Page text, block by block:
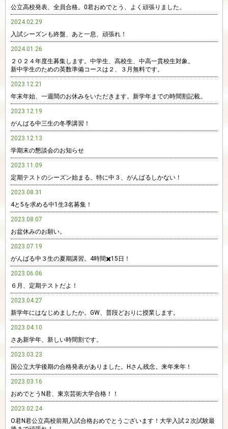
公立高校発表、全員合格。0君おめでとう、よく頑張りました。
2024.02.29
入試シーズンも終盤、あと一息、頑張れ！
2024.01.26
２０２４年度生募集します。中学生、高校生、中高一貫校生対象。
新中学生のための英数準備コースは２、３月無料です。
2023.12.21
年末年始、一週間のお休みをいただきます。新学年までの時間割記載。
2023.12.19
がんばる中三生の冬季講習！
2023.12.13
学期末の懇談会のお知らせ
2023.11.09
定期テストのシーズン始まる。特に中３、がんばるしかない！
2023.08.31
4と5を求める中1生3名募集！
2023.08.07
お盆休みのお願い。
2023.07.19
がんばる中３生の夏期講習。4時間✖️15日！
2023.06.06
６月、定期テストだよ！
2023.04.27
新学年にはなじめましたか。GW、普段どおりに授業します。
2023.04.10
さあ新学年、新しい時間割です。
2023.03.23
国公立大学後期の合格発表がありました。Hさん残念。来年来年！
2023.03.16
おめでとうN君、東京芸術大学合格！！
2023.02.24
O君N君公立高校前期入試合格おめでとうございます！大学入試２次試験最